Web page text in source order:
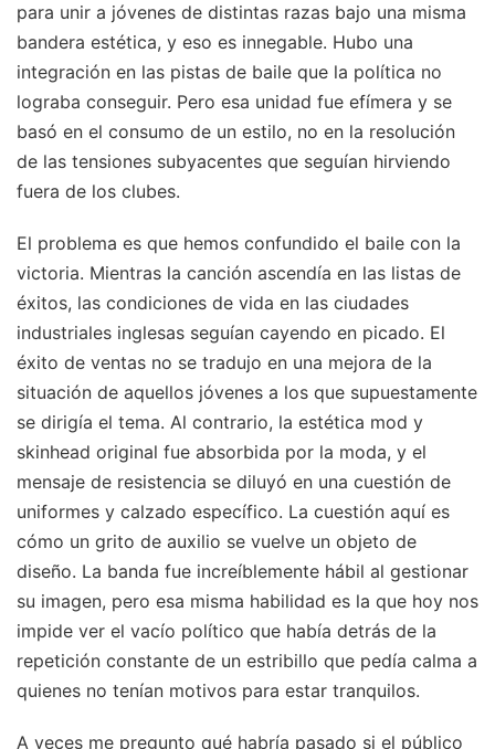
para unir a jóvenes de distintas razas bajo una misma
bandera estética, y eso es innegable. Hubo una
integración en las pistas de baile que la política no
lograba conseguir. Pero esa unidad fue efímera y se
basó en el consumo de un estilo, no en la resolución
de las tensiones subyacentes que seguían hirviendo
fuera de los clubes.
El problema es que hemos confundido el baile con la
victoria. Mientras la canción ascendía en las listas de
éxitos, las condiciones de vida en las ciudades
industriales inglesas seguían cayendo en picado. El
éxito de ventas no se tradujo en una mejora de la
situación de aquellos jóvenes a los que supuestamente
se dirigía el tema. Al contrario, la estética mod y
skinhead original fue absorbida por la moda, y el
mensaje de resistencia se diluyó en una cuestión de
uniformes y calzado específico. La cuestión aquí es
cómo un grito de auxilio se vuelve un objeto de
diseño. La banda fue increíblemente hábil al gestionar
su imagen, pero esa misma habilidad es la que hoy nos
impide ver el vacío político que había detrás de la
repetición constante de un estribillo que pedía calma a
quienes no tenían motivos para estar tranquilos.
A veces me pregunto qué habría pasado si el público